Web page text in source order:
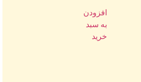
افزودن
به سبد
خرید